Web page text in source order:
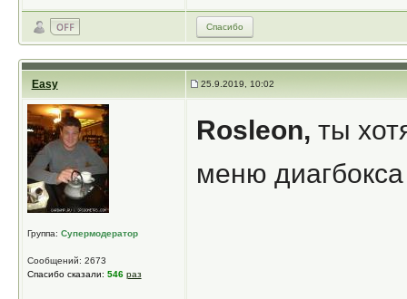
Спасибо
Easy 25.9.2019, 10:02
Группа: Супермодератор
Сообщений: 2673
Спасибо сказали: 546 раз
Rosleon, ты
меню